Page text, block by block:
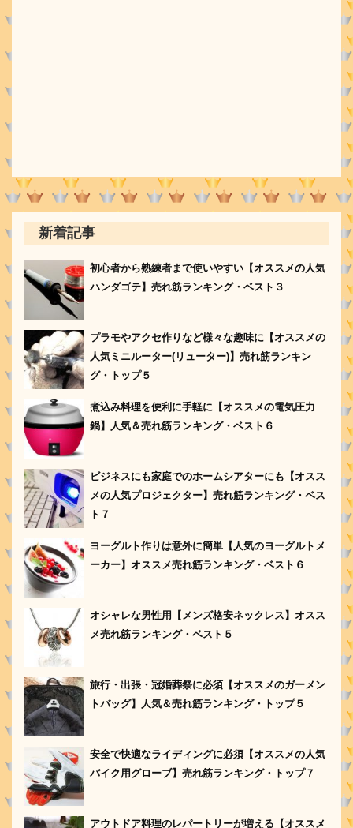
新着記事
初心者から熟練者まで使いやすい【オススメの人気
ハンダゴテ】売れ筋ランキング・ベスト３
プラモやアクセ作りなど様々な趣味に【オススメの
人気ミニルーター(リューター)】売れ筋ランキン
グ・トップ５
煮込み料理を便利に手軽に【オススメの電気圧力
鍋】人気＆売れ筋ランキング・ベスト６
ビジネスにも家庭でのホームシアターにも【オスス
メの人気プロジェクター】売れ筋ランキング・ベス
ト７
ヨーグルト作りは意外に簡単【人気のヨーグルトメ
ーカー】オススメ売れ筋ランキング・ベスト６
オシャレな男性用【メンズ格安ネックレス】オスス
メ売れ筋ランキング・ベスト５
旅行・出張・冠婚葬祭に必須【オススメのガーメン
トバッグ】人気＆売れ筋ランキング・トップ５
安全で快適なライディングに必須【オススメの人気
バイク用グローブ】売れ筋ランキング・トップ７
アウトドア料理のレパートリーが増える【オススメ